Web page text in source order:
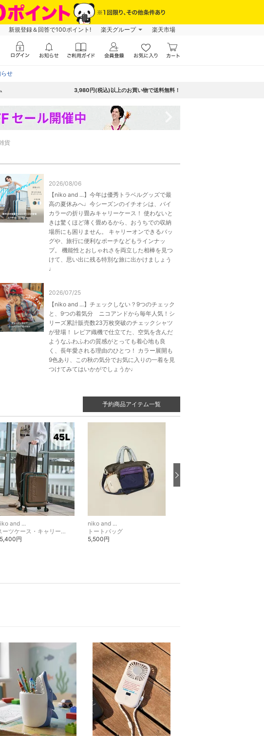
新規登録＆回答で100ポイント! 楽天グループ 楽天市場
せ
3,980円(税込)以上のお買い物で送料無料！
貨
2026/08/06
【niko and ...】今年は優秀トラベルグッズで最
高の夏休みへ♩今シーズンのイチオシは、バイ
カラーの折り畳みキャリーケース！ 使わないと
きは驚くほど薄く畳めるから、おうちでの収納
場所にも困りません。 キャリーオンできるバッ
グや、旅行に便利なポーチなどもラインナッ
プ。 機能性とおしゃれさを両立した相棒を見つ
けて、思い出に残る特別な旅に出かけましょう
♩
2026/07/25
【niko and ...】チェックしない？9つのチェック
と、9つの着気分 ニコアンドから毎年人気！シ
リーズ累計販売数23万枚突破のチェックシャツ
が登場！ レピア織機で仕立てた、空気を含んだ
ようなふわふわの質感がとっても着心地も良
く、長年愛される理由のひとつ！ カラー展開も
9色あり、この秋の気分でお気に入りの一着を見
つけてみてはいかがでしょうか♩
予約商品アイテム一覧
and ...
スーツケース・キャリーバッグ
円
niko and ...
トートバッグ
5,500円